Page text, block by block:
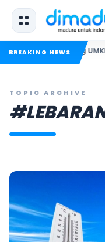
BREAKING NEWS
Dorong UMKM
TOPIC ARCHIVE